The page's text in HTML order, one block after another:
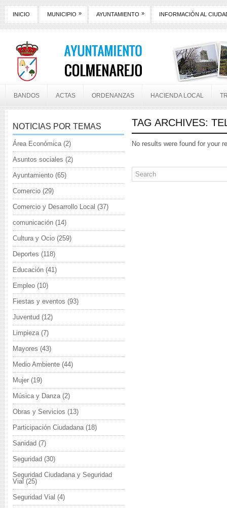
INICIO MUNICIPIO » AYUNTAMIENTO » INFORMACIÓN AL
BANDOS ACTAS ORDENANZAS HACIENDA LOCAL
TAG ARCHIVES:
No results were found for your
NOTICIAS POR TEMAS
Área Económica(2)
Asuntos sociales (2)
Ayuntamiento (65)
Comercio (29)
Comercio y Desarrollo Local (37)
comunicación (14)
Cultura y Ocio (259)
Deportes (118)
Educación (41)
Empleo (10)
Fiestas y eventos (93)
Juventud (12)
Limpieza(7)
Mayores (43)
Medio Ambiente (44)
Mujer (19)
Música y Danza(2)
Obras y Servicios (13)
Participación Ciudadana(18)
Sanidad (7)
Seguridad (30)
Seguridad Ciudadana y Seguridad
Vial (25)
Seguridad Vial (4)